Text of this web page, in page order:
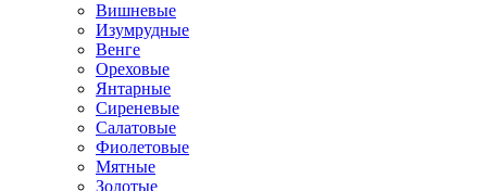
Вишневые
Изумрудные
Венге
Ореховые
Янтарные
Сиреневые
Салатовые
Фиолетовые
Мятные
Золотые